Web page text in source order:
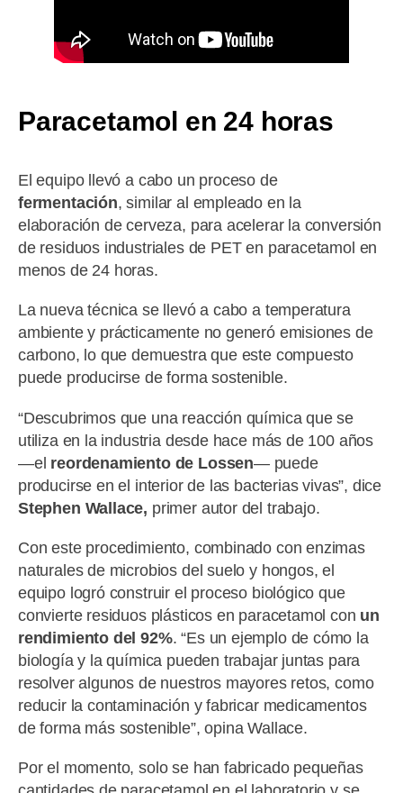
Paracetamol en 24 horas
El equipo llevó a cabo un proceso de
fermentación, similar al empleado en la
elaboración de cerveza, para acelerar la conversión
de residuos industriales de PET en paracetamol en
menos de 24 horas.
La nueva técnica se llevó a cabo a temperatura
ambiente y prácticamente no generó emisiones de
carbono, lo que demuestra que este compuesto
puede producirse de forma sostenible.
“Descubrimos que una reacción química que se
utiliza en la industria desde hace más de 100 años
—el reordenamiento de Lossen— puede
producirse en el interior de las bacterias vivas”, dice
Stephen Wallace, primer autor del trabajo.
Con este procedimiento, combinado con enzimas
naturales de microbios del suelo y hongos, el
equipo logró construir el proceso biológico que
convierte residuos plásticos en paracetamol con un
rendimiento del 92%. “Es un ejemplo de cómo la
biología y la química pueden trabajar juntas para
resolver algunos de nuestros mayores retos, como
reducir la contaminación y fabricar medicamentos
de forma más sostenible”, opina Wallace.
Por el momento, solo se han fabricado pequeñas